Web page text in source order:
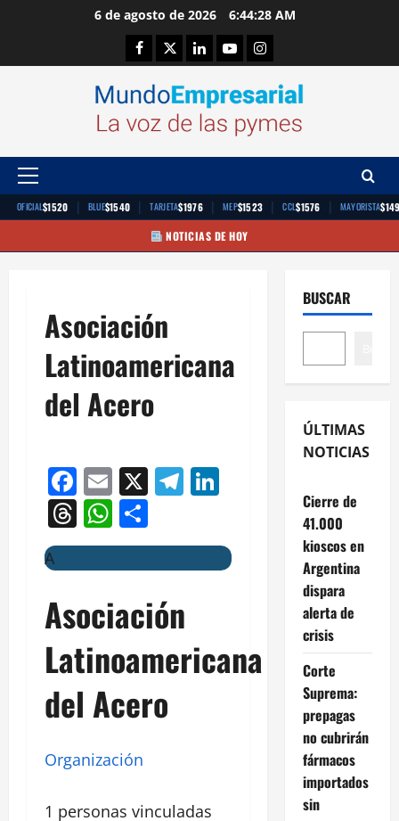
6 de agosto de 2026 6:44:28 AM
Facebook
TwitterLinkedinYoutubeInstagram
Menú
principal
OFICIAL$1520 | BLUE$1540 | TARJETA$1976 | MEP$1523 | CCL$1576 | MAYORISTA
NOTICIAS DE HOY
Asociación
Latinoamericana
del Acero
Facebook
Email
X Telegram
Threads
WhatsApp
A
Asociación
Latinoamericana
del Acero
Organización
1 personas vinculadas
BUSCAR
ÚLTIMAS
NOTICIAS
Cierre de
41.000
kioscos en
Argentina
dispara
alerta de
crisis
Corte
Suprema:
prepagas
no cubrirán
fármacos
importados
sin